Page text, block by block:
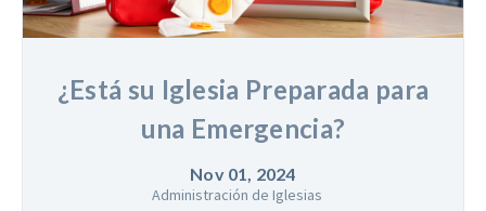
¿Está su Iglesia Preparada para
una Emergencia?
Nov 01, 2024
Administración de Iglesias